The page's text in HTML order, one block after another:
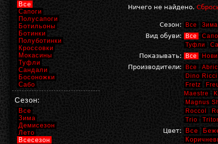
Ничего не найдено.
Сезон: Все Зима
Вид обуви: Все
Туфли
Показывать: Все
Производители: Все
Dino Ricci
Fretz
Maestre
Magnus
Roccol
Trio
Цвет: Все
Все
Сапоги
Полусапоги
Ботильоны
Ботинки
Полуботинки
Кроссовки
Мокасины
Туфли
Сандали
Босоножки
Сабо
Сезон:
Все
Зима
Демисезон
Лето
Всесезон